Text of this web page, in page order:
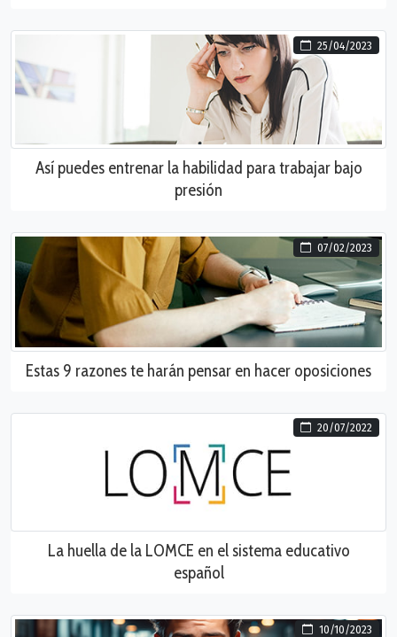
25/04/2023
Así puedes entrenar la habilidad para trabajar bajo
presión
07/02/2023
Estas 9 razones te harán pensar en hacer oposiciones
20/07/2022
La huella de la LOMCE en el sistema educativo
español
10/10/2023